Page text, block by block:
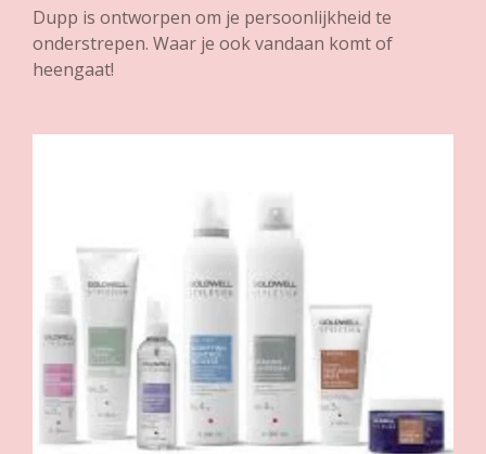
Dupp is ontworpen om je persoonlijkheid te
onderstrepen. Waar je ook vandaan komt of
heengaat!